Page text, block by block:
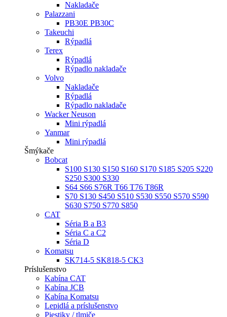
Nakladače
Palazzani
PB30E PB30C
Takeuchi
Rýpadlá
Terex
Rýpadlá
Rýpadlo nakladače
Volvo
Nakladače
Rýpadlá
Rýpadlo nakladače
Wacker Neuson
Mini rýpadlá
Yanmar
Mini rýpadlá
Šmýkače
Bobcat
S100 S130 S150 S160 S170 S185 S205 S220
S250 S300 S330
S64 S66 S76R T66 T76 T86R
S70 S130 S450 S510 S530 S550 S570 S590
S630 S750 S770 S850
CAT
Séria B a B3
Séria C a C2
Séria D
Komatsu
SK714-5 SK818-5 CK3
Príslušenstvo
Kabína CAT
Kabína JCB
Kabína Komatsu
Lepidlá a príslušenstvo
Piestiky / tlmiče